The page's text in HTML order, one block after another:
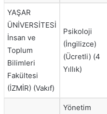
YAŞAR
ÜNİVERSİTESİ
İnsan ve
Toplum
Bilimleri
Fakültesi
(İZMİR) (Vakıf)
Psikoloji
(İngilizce)
(Ücretli) (4
Yıllık)
Yönetim